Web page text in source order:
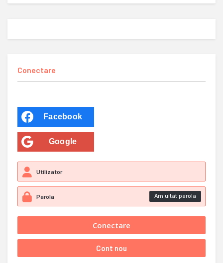
Conectare
Facebook
Google
Am uitat parola